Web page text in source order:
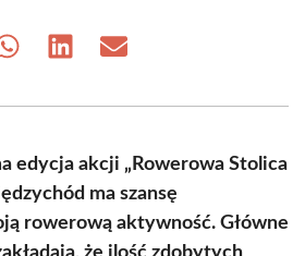
Share Share Share
edycja akcji „Rowerowa Stolica
ma szansę
rowerową aktywność. Główne